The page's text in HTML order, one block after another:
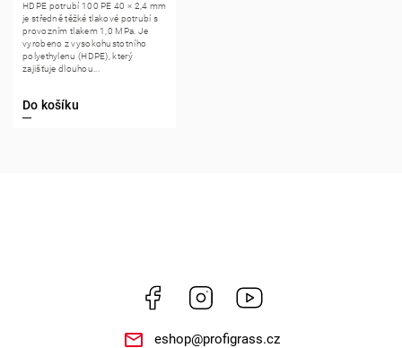
Do košíku
HDPE potrubí 100 PE 40 × 2,4 mm
je středně těžké tlakové potrubí s
provozním tlakem 1,0 MPa. Je
vyrobeno z vysokohustotního
polyethylenu (HDPE), který
zajišťuje dlouhou...
Facebook Instagram
eshop@profigrass.cz